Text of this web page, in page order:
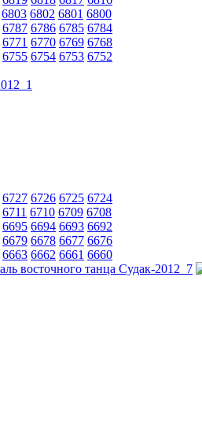
6803 6802 6801 6800
6787 6786 6785 6784
6771 6770 6769 6768
6755 6754 6753 6752
6727 6726 6725 6724
6711 6710 6709 6708
6695 6694 6693 6692
6679 6678 6677 6676
6663 6662 6661 6660